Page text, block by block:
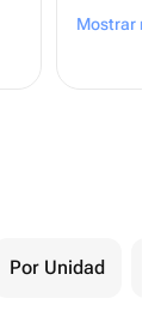
Mostrar
Por Unidad